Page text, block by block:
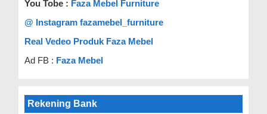
You Tobe : Faza Mebel Furniture
@ Instagram fazamebel_furniture
Real Vedeo Produk Faza Mebel
Ad FB : Faza Mebel
Rekening Bank